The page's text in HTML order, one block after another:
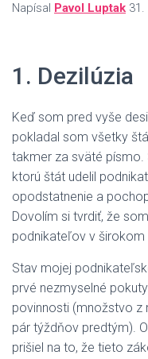
Napísal Pavol Luptak
1. Dezilúzia
Keď som pred vyše
pokladal som všetky
takmer za sväté písmo.
ktorú štát udelil
opodstatnenie a
Dovolím si tvrdiť, že
podnikateľov v širokom
Stav mojej
prvé nezmyselné
povinnosti (množstvo z
pár týždňov predtým).
prišiel na to, že tieto